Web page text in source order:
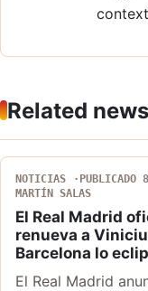
Related news
NOTICIAS PUBLICADO
MARTÍN SALAS
El Real Madrid
renueva a
Barcelona lo
El Real Madrid